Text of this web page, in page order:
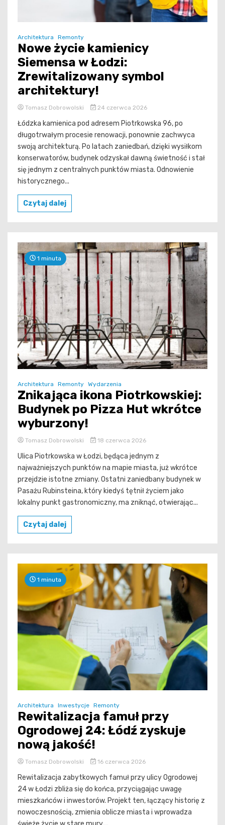
Architektura Remonty
Nowe życie kamienicy
Siemensa w Łodzi:
Zrewitalizowany symbol
architektury!
Tomasz Dobrowolski 24 czerwca 2026
Łódzka kamienica pod adresem Piotrkowska 96, po
długotrwałym procesie renowacji, ponownie zachwyca
swoją architekturą. Po latach zaniedbań, dzięki wysiłkom
konserwatorów, budynek odzyskał dawną świetność i stał
się jednym z centralnych punktów miasta. Odnowienie
historycznego...
Czytaj dalej
1 minuta
Architektura Remonty Wydarzenia
Znikająca ikona Piotrkowskiej:
Budynek po Pizza Hut wkrótce
wyburzony!
Tomasz Dobrowolski 18 czerwca 2026
Ulica Piotrkowska w Łodzi, będąca jednym z
najważniejszych punktów na mapie miasta, już wkrótce
przejdzie istotne zmiany. Ostatni zaniedbany budynek w
Pasażu Rubinsteina, który kiedyś tętnił życiem jako
lokalny punkt gastronomiczny, ma zniknąć, otwierając...
Czytaj dalej
1 minuta
Architektura Inwestycje Remonty
Rewitalizacja famuł przy
Ogrodowej 24: Łódź zyskuje
nową jakość!
Tomasz Dobrowolski 16 czerwca 2026
Rewitalizacja zabytkowych famuł przy ulicy Ogrodowej
24 w Łodzi zbliża się do końca, przyciągając uwagę
mieszkańców i inwestorów. Projekt ten, łączący historię z
nowoczesnością, zmienia oblicze miasta i wprowadza